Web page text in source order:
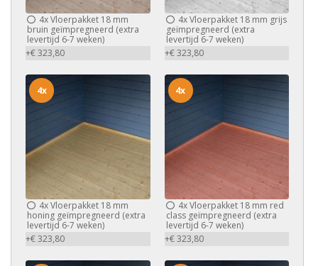
4xVloerpakket 18 mm
bruin geïmpregneerd (extra
levertijd 6-7 weken)
+€ 323,80
4xVloerpakket 18 mm grijs
geïmpregneerd (extra
levertijd 6-7 weken)
+€ 323,80
4xVloerpakket 18 mm
honing geïmpregneerd (extra
levertijd 6-7 weken)
+€ 323,80
4x
4xVloerpakket 18 mm red
class geïmpregneerd (extra
levertijd 6-7 weken)
+€ 323,80
4x